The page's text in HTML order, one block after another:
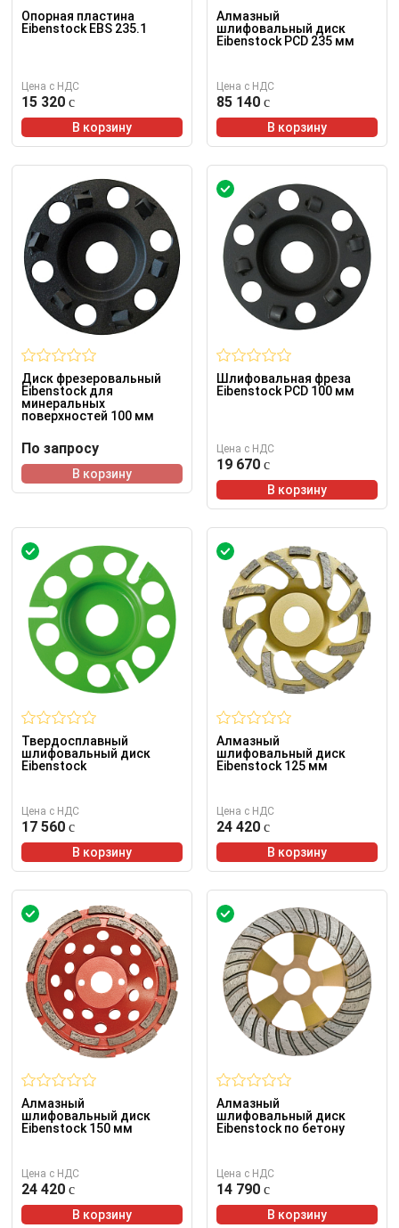
Опорная пластина
Eibenstock EBS 235.1
Цена с НДС
15 320
В корзину
Алмазный
шлифовальный диск
Eibenstock PCD 235 мм
Цена с НДС
85 140
В корзину
Диск фрезеровальный
Eibenstock для
минеральных
поверхностей 100 мм
По запросу
В корзину
Шлифовальная фреза
Eibenstock PCD 100 мм
Цена с НДС
19 670
В корзину
Твердосплавный
шлифовальный диск
Eibenstock
Цена с НДС
17 560
В корзину
Алмазный
шлифовальный диск
Eibenstock 125 мм
Цена с НДС
24 420
В корзину
Алмазный
шлифовальный диск
Eibenstock 150 мм
Цена с НДС
24 420
В корзину
Алмазный
шлифовальный диск
Eibenstock по бетону
Цена с НДС
14 790
В корзину